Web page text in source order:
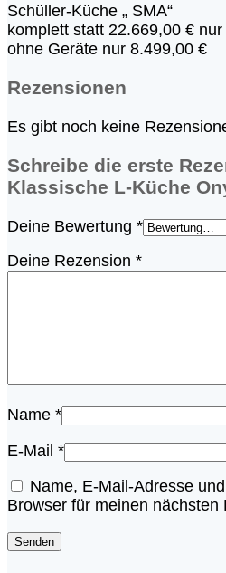
Schüller-Küche „ SMA“
komplett statt 22.669,00 €
ohne Geräte nur 8.499,00 €
Rezensionen
Es gibt noch keine
Schreibe die erste
Klassische L-Küche
Deine Bewertung *
Deine Rezension *
Name *
E-Mail *
Name, E-Mail-Adresse
Browser für meinen nächsten